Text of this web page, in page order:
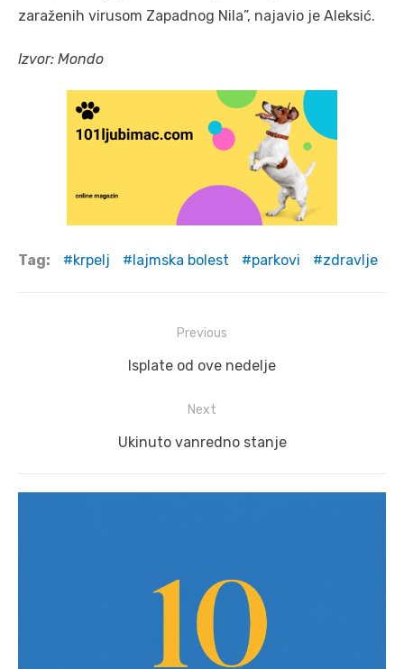
zaraženih virusom Zapadnog Nila”, najavio je Aleksić.
Izvor: Mondo
Tag: krpelj lajmska bolest parkovi zdravlje
Previous
Previous
Isplate od ove nedelje
Next
Next
Ukinuto vanredno stanje